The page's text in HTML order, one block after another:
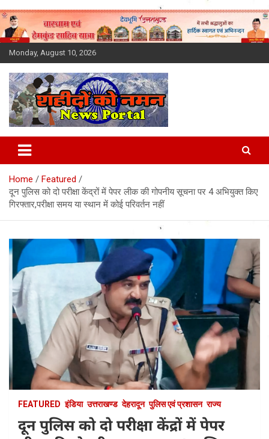
Skip
to
content
Monday, August 10, 2026
Latest News Today, Breaking
News, Uttarakhand News in
Hindi
Home
Featured
दून पुलिस को दो परीक्षा केंद्रों में पेपर लीक की गोपनीय सूचना पर 4 अभियुक्त किए
गिरफ्तार,परीक्षा समय या स्थान में कोई परिवर्तन नहीं
FEATURED इंडिया उत्तराखण्ड देहरादून पुलिस एवं प्रशासन राज्य
दून पुलिस को दो परीक्षा केंद्रों में पेपर